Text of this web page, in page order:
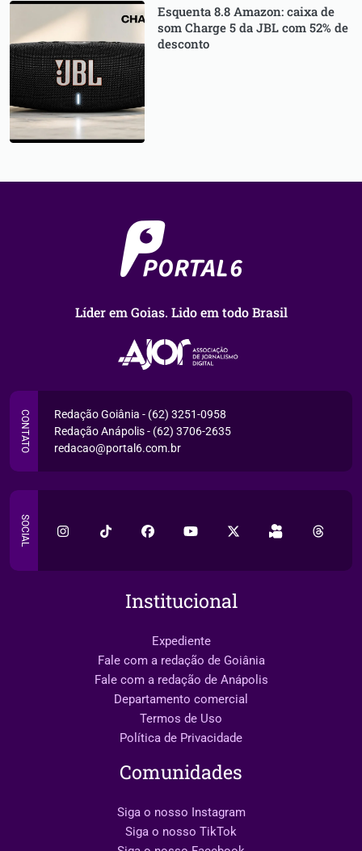
Esquenta 8.8 Amazon: caixa de
som Charge 5 da JBL com 52% de
desconto
Líder em Goias. Lido em todo Brasil
CONTATO
Redação Goiânia - (62) 3251-0958
Redação Anápolis - (62) 3706-2635
redacao@portal6.com.br
SOCIAL
Institucional
Expediente
Fale com a redação de Goiânia
Fale com a redação de Anápolis
Departamento comercial
Termos de Uso
Política de Privacidade
Comunidades
Siga o nosso Instagram
Siga o nosso TikTok